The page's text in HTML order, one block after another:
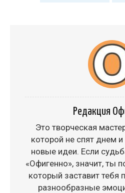
Редакция
Это творческая
которой не спят днем
новые идеи. Если
«Офигенно», значит, ты
который заставит тебя
разнообразные